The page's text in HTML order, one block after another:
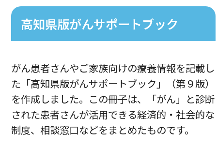
高知県版がんサポートブック
がん患者さんやご家族向けの療養情報を記載し
た「高知県版がんサポートブック」（第９版）
を作成しました。この冊子は、「がん」と診断
された患者さんが活用できる経済的・社会的な
制度、相談窓口などをまとめたものです。